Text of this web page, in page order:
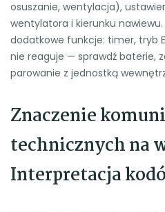
osuszanie, wentylacja),
wentylatora i kierunku
dodatkowe funkcje: timer, tryb
nie reaguje — sprawdź baterie,
parowanie z jednostką
Znaczenie
technicznych na
Interpretacja